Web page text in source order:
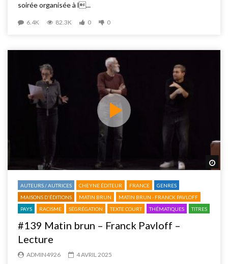
soirée organisée à l...
6.4K 82.3K 0 0
AUTEURS / AUTRICES CHEYNE ÉDITEUR FRANCE
GENRES
MAISONS D'ÉDITIONS
MATIN BRUN
MATIN BRUN - FRANCK PAVLOFF
PAYS
RACISME SÉGRÉGATION TEXTE COURT THÉMATIQUES TITRES
#139 Matin brun – Franck Pavloff –
Lecture
ADMIN4926 4 AVRIL 2025